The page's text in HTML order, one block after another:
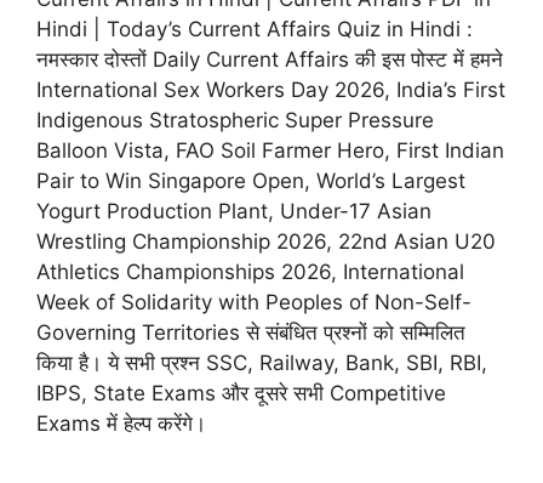
Hindi | Today’s Current Affairs Quiz in Hindi :
नमस्कार दोस्तों Daily Current Affairs की इस पोस्ट में हमने
International Sex Workers Day 2026, India’s First
Indigenous Stratospheric Super Pressure
Balloon Vista, FAO Soil Farmer Hero, First Indian
Pair to Win Singapore Open, World’s Largest
Yogurt Production Plant, Under-17 Asian
Wrestling Championship 2026, 22nd Asian U20
Athletics Championships 2026, International
Week of Solidarity with Peoples of Non-Self-
Governing Territories से संबंधित प्रश्नों को सम्मिलित
किया है। ये सभी प्रश्न SSC, Railway, Bank, SBI, RBI,
IBPS, State Exams और दूसरे सभी Competitive
Exams में हेल्प करेंगे।